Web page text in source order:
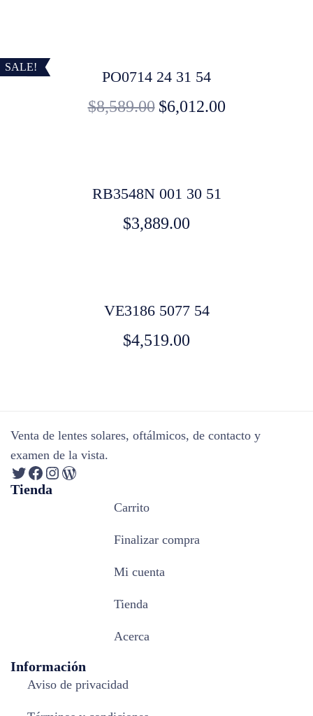
SALE!
PO0714 24 31 54
$8,589.00 $6,012.00
RB3548N 001 30 51
$3,889.00
VE3186 5077 54
$4,519.00
Venta de lentes solares, oftálmicos, de contacto y
examen de la vista.
Tienda
Carrito
Finalizar compra
Mi cuenta
Tienda
Acerca
Información
Aviso de privacidad